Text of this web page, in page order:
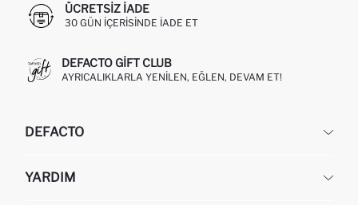
ÜCRETSIZ IADE
30 GÜN IÇERISINDE IADE ET
DEFACTO GIFT CLUB
AYRICALIKLARLA YENILEN, EĞLEN, DEVAM ET!
DEFACTO
HAKKIMIZDA
YARDIM